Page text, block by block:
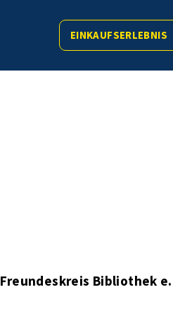
EINKAUFSERLEBNIS
Freundeskreis Bibliothek e.